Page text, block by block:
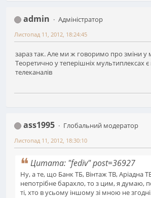
admin
Адміністратор
Листопад 11, 2012, 18:24:45
зараз так. Але ми ж говоримо про зміни
Теоретично у теперішніх мультиплексах є
телеканалів
ass1995
Глобальний модератор
Листопад 11, 2012, 18:30:10
Цитата: "fediv" post=36927
Ну, а те, що Банк ТБ, Вінтаж ТВ, Аріадна
непотрібне барахло, то з цим, я думаю,
ті, хто в усьому іншому зі мною не